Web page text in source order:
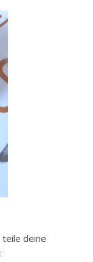
deine